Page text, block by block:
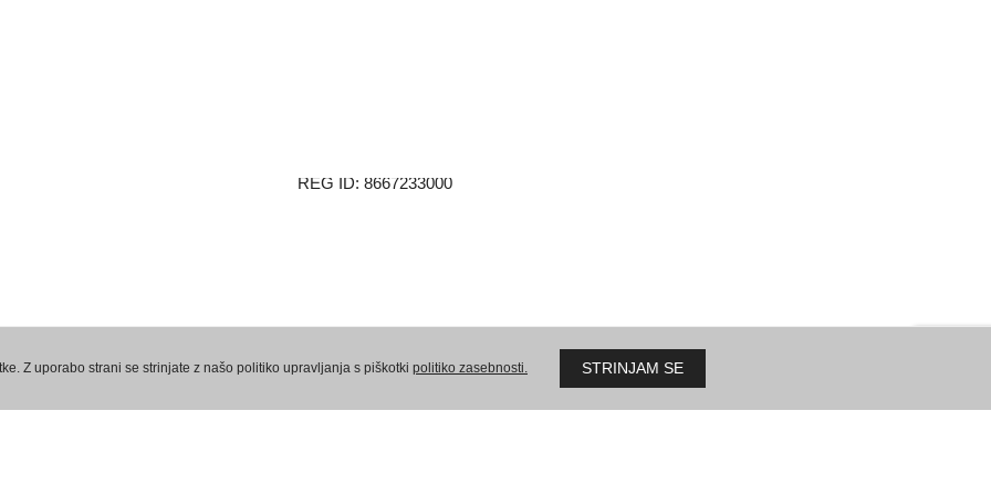
REG ID: 8667233000
Z uporabo strani se strinjate z našo politiko upravljanja s piškotki politiko zasebnosti. STRINJAM SE